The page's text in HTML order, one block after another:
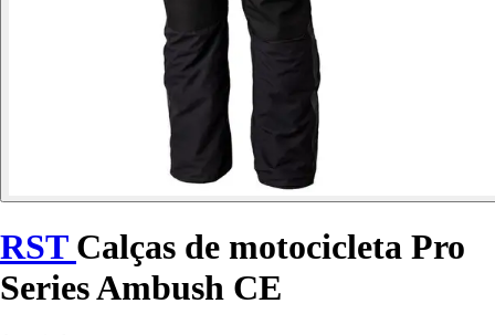
RST Calças de motocicleta Pro
Series Ambush CE